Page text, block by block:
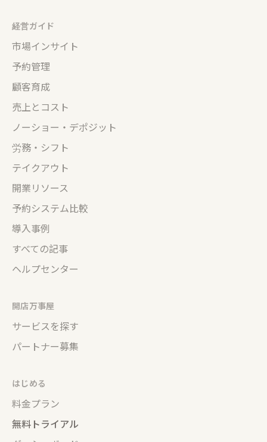
経営ガイド
市場インサイト
予約管理
顧客育成
売上とコスト
ノーショー・デポジット
労務・シフト
テイクアウト
開業リソース
予約システム比較
導入事例
すべての記事
ヘルプセンター
開店万事屋
サービスを探す
パートナー募集
はじめる
料金プラン
無料トライアル